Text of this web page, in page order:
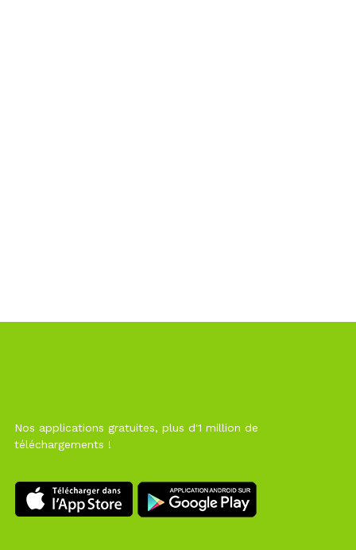
Nos applications gratuites, plus d'1 million de
téléchargements !